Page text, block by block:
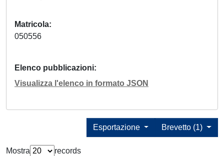
Matricola
050556
Elenco pubblicazioni
Visualizza l'elenco in formato JSON
Brevetto (1)
Esportazione
Mostra
records